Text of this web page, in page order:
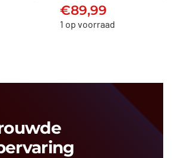
€89,99
€89,99
1 op voorraad